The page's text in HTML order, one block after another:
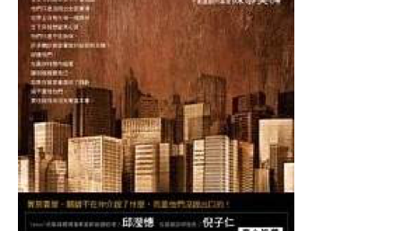
你
的
買
屋
賣
屋
陷
阱